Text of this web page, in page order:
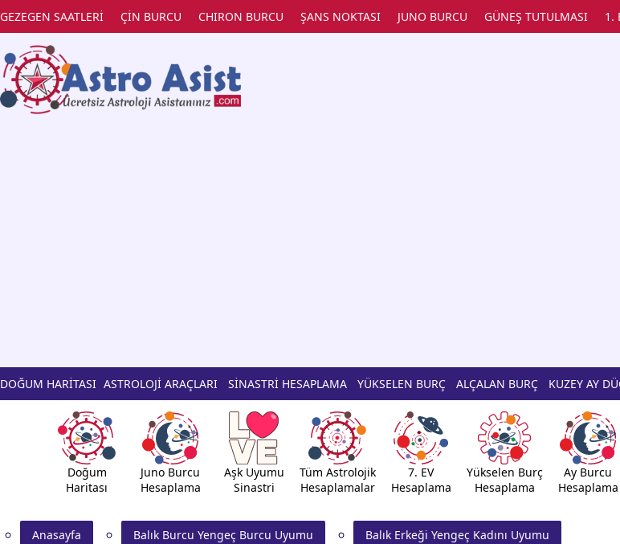
GEZEGEN SAATLERİ ÇİN BURCU CHIRON BURCU ŞANS NOKTASI JUNO BURCU GÜNEŞ TUTULMASI 1.
DOĞUM HARİTASI ASTROLOJİ ARAÇLARI SİNASTRİ HESAPLAMA YÜKSELEN BURÇ ALÇALAN BURÇ KUZEY AY
Doğum
Haritası
Juno Burcu
Hesaplama
Aşk Uyumu
Sinastri
Tüm Astrolojik
Hesaplamalar
7. EV
Hesaplama
Yükselen Burç
Hesaplama
Ay Burcu
Hesaplama
Anasayfa Balık Burcu Yengeç Burcu Uyumu Balık Erkeği Yengeç Kadını Uyumu